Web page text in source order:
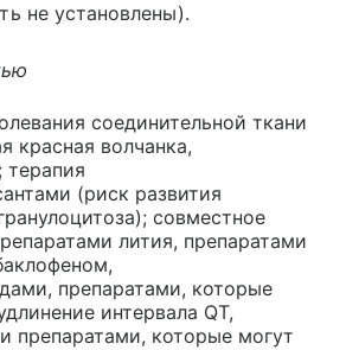
не установлены).
соединительной ткани
красная волчанка,
терапия
(риск развития
совместное
лития, препаратами
препаратами, которые
интервала QT,
препаратами, которые могут